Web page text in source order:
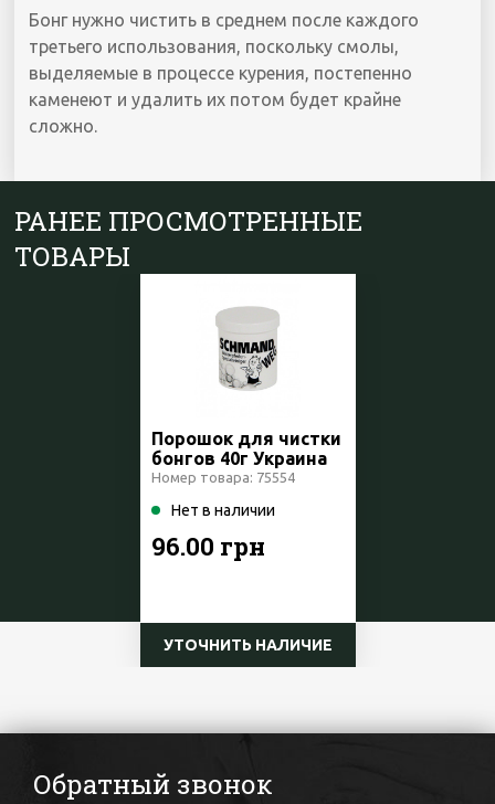
Бонг нужно чистить в среднем после каждого
третьего использования, поскольку смолы,
выделяемые в процессе курения, постепенно
каменеют и удалить их потом будет крайне
сложно.
РАНЕЕ ПРОСМОТРЕННЫЕ
ТОВАРЫ
Порошок для чистки
бонгов 40г Украина
Номер товара: 75554
Нет в наличии
96.00 грн
УТОЧНИТЬ НАЛИЧИЕ
Обратный звонок